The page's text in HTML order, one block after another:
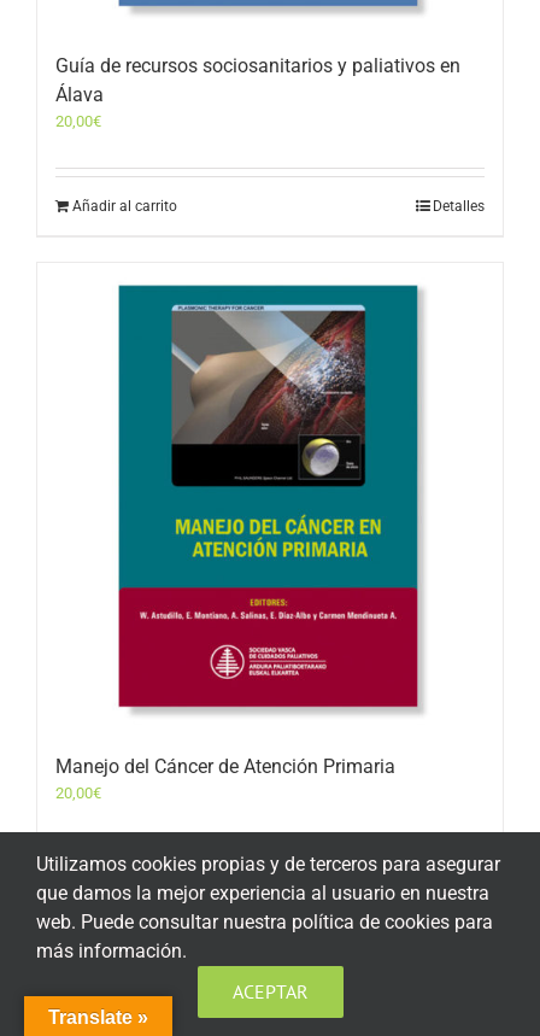
Guía de recursos sociosanitarios y paliativos en
Álava
20,00€
Añadir al carrito Detalles
Manejo del Cáncer de Atención Primaria
20,00€
Añadir al carrito Detalles
Translate »
Utilizamos cookies propias y de terceros para asegurar
que damos la mejor experiencia al usuario en nuestra
web. Puede consultar nuestra política de cookies para
más información.
ACEPTAR